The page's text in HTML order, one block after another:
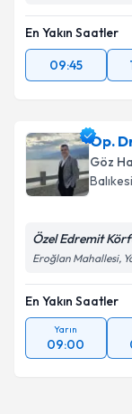
En Yakın Saatler
09:45
Op.
Göz
Özel Edremit
Eroğlan Mahallesi,
En Yakın Saatler
Yarın
09:00